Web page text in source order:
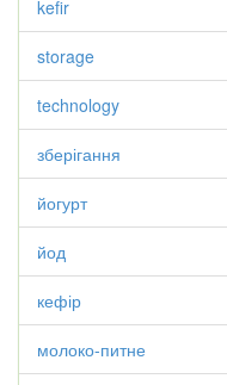
kefir
storage
technology
зберігання
йогурт
йод
кефір
молоко-питне